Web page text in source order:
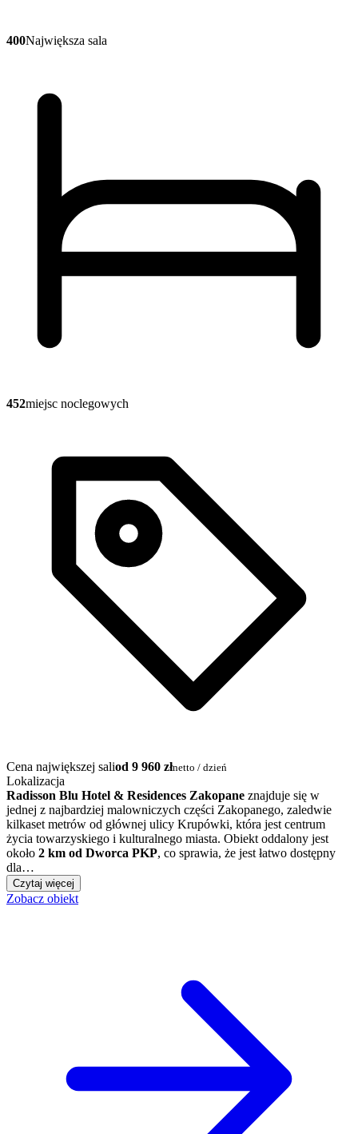
400Największa sala
452miejsc noclegowych
Cena największej saliod 9 960 złnetto / dzień
Lokalizacja
Radisson Blu Hotel & Residences Zakopane znajduje się w
jednej z najbardziej malowniczych części Zakopanego, zaledwie
kilkaset metrów od głównej ulicy Krupówki, która jest centrum
życia towarzyskiego i kulturalnego miasta. Obiekt oddalony jest
około 2 km od Dworca PKP, co sprawia, że jest łatwo dostępny
dla…
Czytaj więcej
Zobacz obiekt